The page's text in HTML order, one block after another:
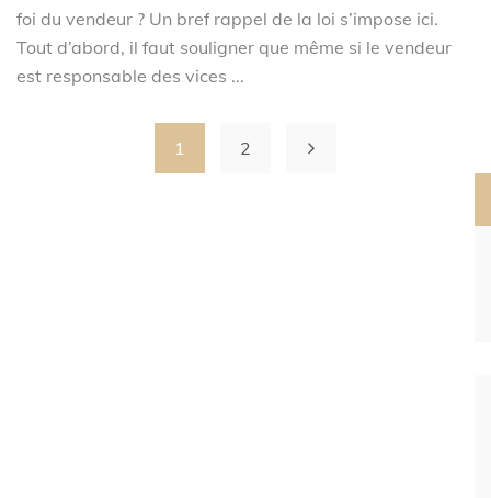
foi du vendeur ? Un bref rappel de la loi s’impose ici.
Tout d’abord, il faut souligner que même si le vendeur
est responsable des vices ...
1 2